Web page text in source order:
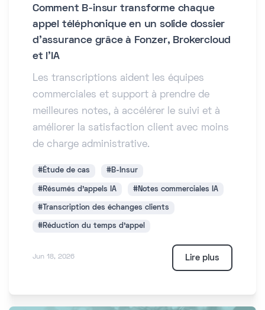
Comment B-insur transforme chaque
appel téléphonique en un solide dossier
d'assurance grâce à Fonzer, Brokercloud
et l'IA
Les transcriptions aident les équipes
commerciales et support à prendre de
meilleures notes, à accélérer le suivi et à
améliorer la satisfaction client avec moins
de charge administrative.
#Étude de cas #B-Insur
#Résumés d'appels IA #Notes commerciales IA
#Transcription des échanges clients
#Réduction du temps d'appel
Jun 18, 2026 Lire plus